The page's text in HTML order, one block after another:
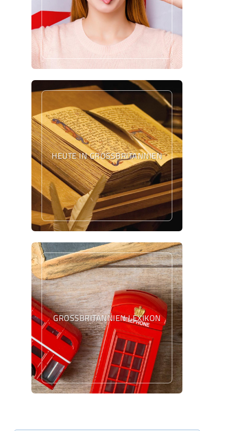
HEUTE IN GROSSBRITANNIEN
GROSSBRITANNIEN LEXIKON